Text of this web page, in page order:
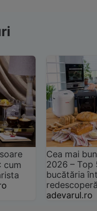
cum
Cea mai
2026 –
bucătăria
adevarul.ro